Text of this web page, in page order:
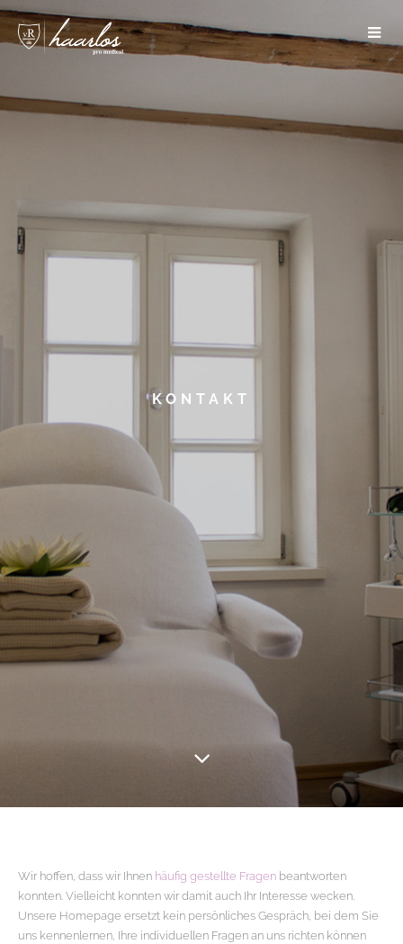
KONTAKT
Wir hoffen, dass wir Ihnen häufig gestellte Fragenbeantworten
konnten. Vielleicht konnten wir damit auch Ihr Interesse wecken.
Unsere Homepage ersetzt kein persönliches Gespräch, bei dem Sie
uns kennenlernen, Ihre individuellen Fragen an uns richten können